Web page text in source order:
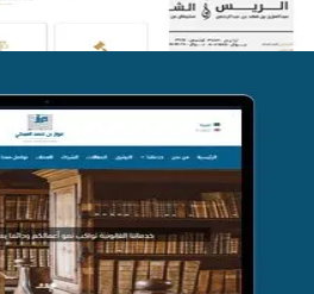
موقع فواز المبكي
التفاصيل